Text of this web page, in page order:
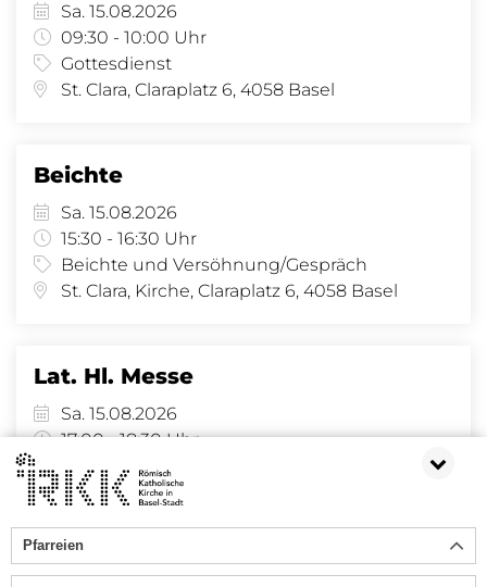
Sa. 15.08.2026
09:30 - 10:00 Uhr
Gottesdienst
St. Clara, Claraplatz 6, 4058 Basel
Beichte
Sa. 15.08.2026
15:30 - 16:30 Uhr
Beichte und Versöhnung/Gespräch
St. Clara, Kirche, Claraplatz 6, 4058 Basel
Lat. Hl. Messe
Sa. 15.08.2026
17:00 - 18:30 Uhr
Gottesdienst
St. Joseph, Amerbachstr. 9, 4057 Basel
« 1 2 3 4 5 6 7 8 9 ... 147 »
Pfarreien